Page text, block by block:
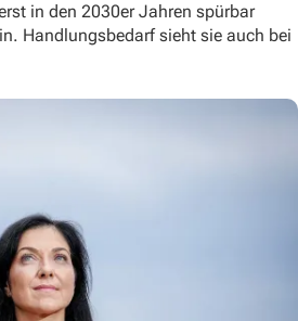
in den 2030er Jahren spürbar
Handlungsbedarf sieht sie auch bei